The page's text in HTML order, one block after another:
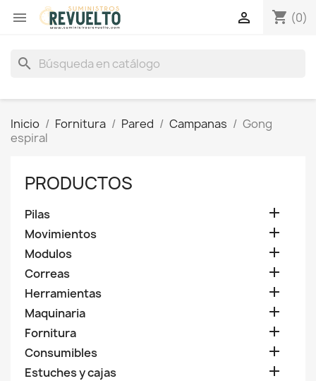
 shopping_cart (0)

search
Inicio Fornitura Pared Campanas
Gong
espiral
PRODUCTOS
Pilas 
Movimientos 
Modulos 
Correas 
Herramientas 
Maquinaria 
Fornitura 
Consumibles 
Estuches y cajas 